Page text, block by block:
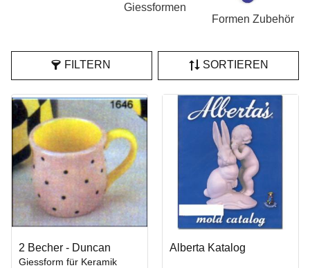
Giessformen
Formen Zubehör
FILTERN SORTIEREN
2 Becher - Duncan
Giessform für Keramik
Alberta Katalog